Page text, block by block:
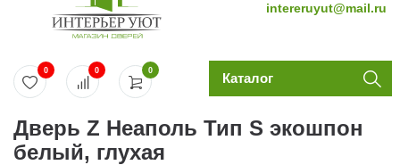
intereruyut@mail.ru
0
0 0 Каталог
Дверь Z Неаполь Тип S экошпон
белый, глухая